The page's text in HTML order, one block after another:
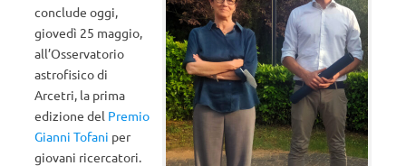
conclude oggi,
giovedì 25 maggio,
all’Osservatorio
astrofisico di
Arcetri, la prima
edizione del Premio
Gianni Tofani per
giovani ricercatori.